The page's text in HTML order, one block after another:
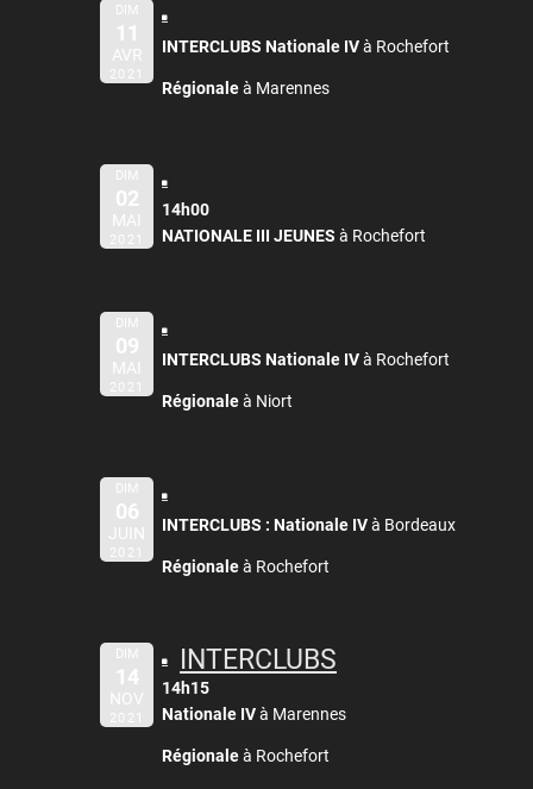
DIM
11
AVR
2021
INTERCLUBS Nationale IVà Rochefort
Régionaleà Marennes
DIM
02
MAI
2021
14h00
NATIONALE III JEUNES à Rochefort
DIM
09
MAI
2021
INTERCLUBS Nationale IVà Rochefort
Régionaleà Niort
DIM
06
JUIN
2021
INTERCLUBS : Nationale IVà Bordeaux
Régionaleà Rochefort
DIM
14
NOV
2021
INTERCLUBS
14h15
Nationale IVà Marennes
Régionaleà Rochefort